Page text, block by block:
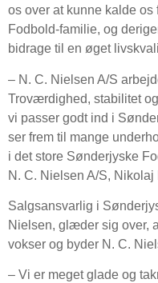
os over at kunne kalde
Fodbold-familie, og
bidrage til en øget
– N. C. Nielsen A/S
Troværdighed, stabilitet
vi passer godt ind i
ser frem til mange
i det store Sønderjyske
N. C. Nielsen A/S, Nikolaj
Salgsansvarlig i
Nielsen, glæder sig over,
vokser og byder N. C.
– Vi er meget glade og